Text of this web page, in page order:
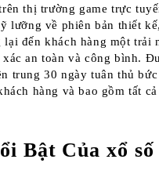
thị trường game trực
lưỡng về phiên bản thiết
lại đến khách hàng một trải
an toàn và công bình.
trung 30 ngày tuân thủ
hàng và bao gồm tất
Bật Của xổ